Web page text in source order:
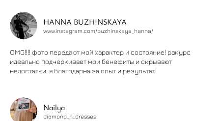
HANNA BUZHINSKAYA
www.instagram.com/buzhinskaya_hanna/
OMG!!!! фото передают мой характер и состояние! ракурс
идеально подчеркивает мои бенефиты и скрывают
недостатки. я благодарна за опыт и результат!
Nailya
diamond_n_dresses